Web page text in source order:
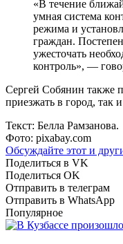
«В течение
умная система
режима и
граждан.
ужесточать
контроль», —
Сергей Собянин также
приезжать в город, так
Текст: Белла Рамзанова.
Фото: pixabay.com
Обсуждайте этот и
Поделиться в VK
Поделиться OK
Отправить в телеграм
Отправить в WhatsApp
Популярное